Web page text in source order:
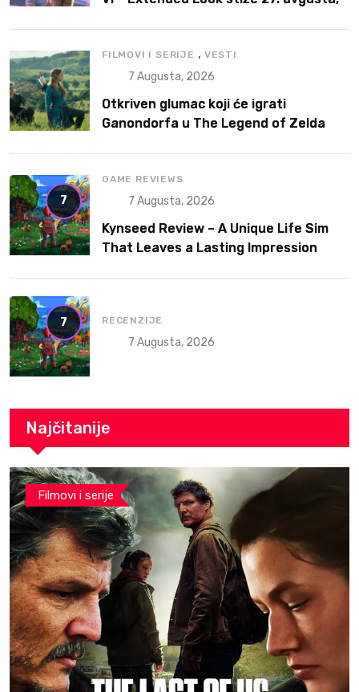
FILMOVI I SERIJE , VESTI
7 Augusta, 2026
Otkriven glumac koji će igrati
Ganondorfa u The Legend of Zelda
7
GAME REVIEWS
7 Augusta, 2026
Kynseed Review – A Unique Life Sim
That Leaves a Lasting Impression
7 RECENZIJE
7 Augusta, 2026
Najčitanije
Filmovi i serije